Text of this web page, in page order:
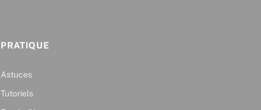
PRATIQUE
Astuces
Tutoriels